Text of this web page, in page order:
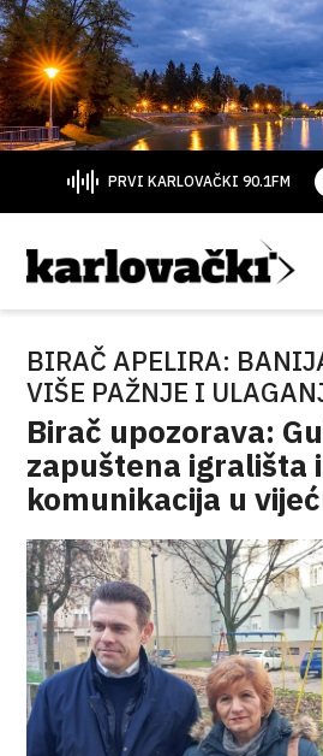
PRVI KARLOVAČKI 90.1FM
BIRAČ APELIRA:
VIŠE PAŽNJE I
Birač upozorava:
zapuštena igrališta
komunikacija u